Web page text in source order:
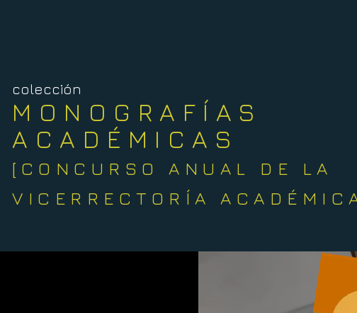
colección
MONOGRAFÍAS
ACADÉMICAS
[CONCURSO ANUAL DE LA
VICERRECTORÍA